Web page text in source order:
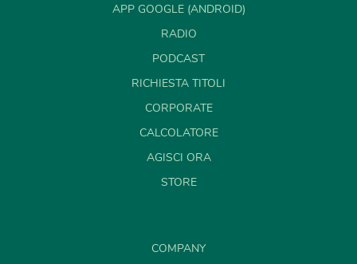
APP GOOGLE (ANDROID)
RADIO
PODCAST
RICHIESTA TITOLI
CORPORATE
CALCOLATORE
AGISCI ORA
STORE
COMPANY